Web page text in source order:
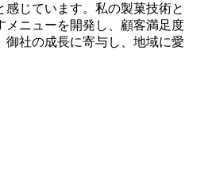
じています。私の製菓技術と
メニューを開発し、顧客満足度
御社の成長に寄与し、地域に愛